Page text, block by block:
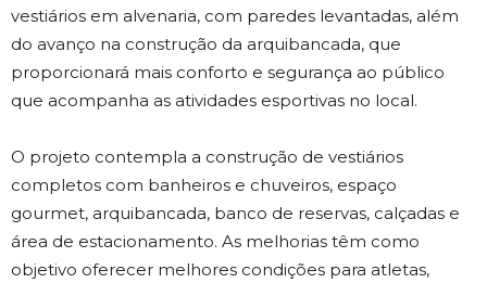
vestiários em alvenaria, com paredes levantadas, além
do avanço na construção da arquibancada, que
proporcionará mais conforto e segurança ao público
que acompanha as atividades esportivas no local.
O projeto contempla a construção de vestiários
completos com banheiros e chuveiros, espaço
gourmet, arquibancada, banco de reservas, calçadas e
área de estacionamento. As melhorias têm como
objetivo oferecer melhores condições para atletas,